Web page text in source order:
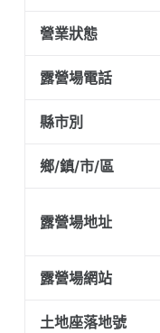
營業狀態
露營場電話
縣市別
鄉/鎮/市/區
露營場地址
露營場網站
土地座落地號